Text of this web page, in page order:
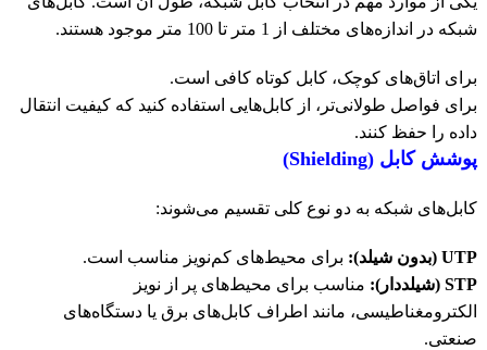
شبکه در اندازه‌های مختلف از 1 متر تا 100 متر موجود هستند.
برای اتاق‌های کوچک، کابل کوتاه کافی است.
برای فواصل طولانی‌تر، از کابل‌هایی استفاده کنید که کیفیت انتقال
داده را حفظ کنند.
پوشش کابل (Shielding)
کابل‌های شبکه به دو نوع کلی تقسیم می‌شوند:
UTP (بدون شیلد):
برای محیط‌های کم‌نویز مناسب است.
STP (شیلددار):
مناسب برای محیط‌های پر از نویز
الکترومغناطیسی، مانند اطراف کابل‌های برق یا دستگاه‌های
صنعتی.